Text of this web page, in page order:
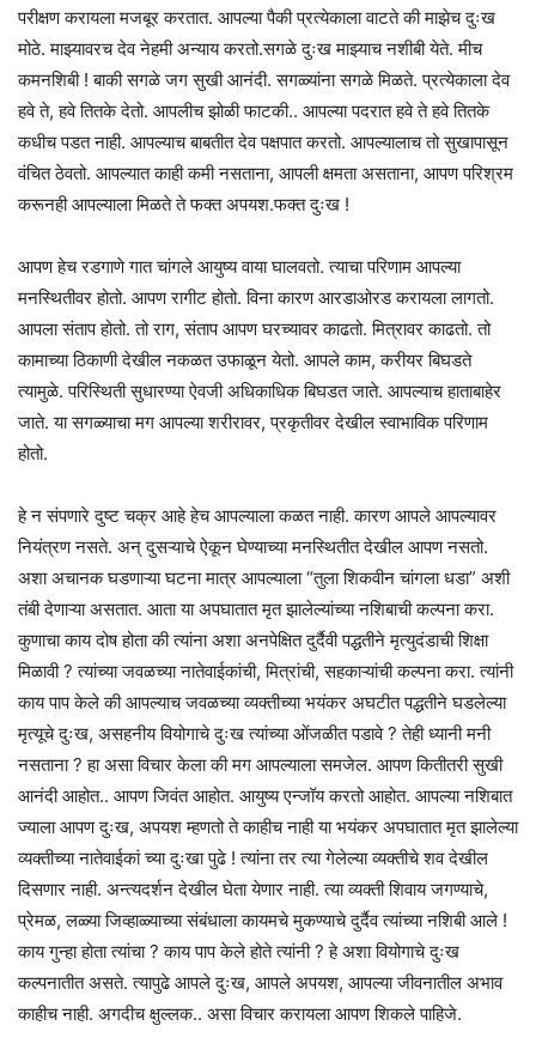
परीक्षण करायला मजबूर करतात. आपल्या पैकी प्रत्येकाला वाटते की माझेच दुःख
मोठे. माझ्यावरच देव नेहमी अन्याय करतो.सगळे दुःख माझ्याच नशीबी येते. मीच
कमनशिबी ! बाकी सगळे जग सुखी आनंदी. सगळ्यांना सगळे मिळते. प्रत्येकाला देव
हवे ते, हवे तितके देतो. आपलीच झोळी फाटकी.. आपल्या पदरात हवे ते हवे तितके
कधीच पडत नाही. आपल्याच बाबतीत देव पक्षपात करतो. आपल्यालाच तो सुखापासून
वंचित ठेवतो. आपल्यात काही कमी नसताना, आपली क्षमता असताना, आपण परिश्रम
करूनही आपल्याला मिळते ते फक्त अपयश.फक्त दुःख !
आपण हेच रडगाणे गात चांगले आयुष्य वाया घालवतो. त्याचा परिणाम आपल्या
मनस्थितीवर होतो. आपण रागीट होतो. विना कारण आरडाओरड करायला लागतो.
आपला संताप होतो. तो राग, संताप आपण घरच्यावर काढतो. मित्रावर काढतो. तो
कामाच्या ठिकाणी देखील नकळत उफाळून येतो. आपले काम, करीयर बिघडते
त्यामुळे. परिस्थिती सुधारण्या ऐवजी अधिकाधिक बिघडत जाते. आपल्याच हाताबाहेर
जाते. या सगळ्याचा मग आपल्या शरीरावर, प्रकृतीवर देखील स्वाभाविक परिणाम
होतो.
हे न संपणारे दुष्ट चक्र आहे हेच आपल्याला कळत नाही. कारण आपले आपल्यावर
नियंत्रण नसते. अन् दुसऱ्याचे ऐकून घेण्याच्या मनस्थितीत देखील आपण नसतो.
अशा अचानक घडणाऱ्या घटना मात्र आपल्याला “तुला शिकवीन चांगला धडा” अशी
तंबी देणाऱ्या असतात. आता या अपघातात मृत झालेल्यांच्या नशिबाची कल्पना करा.
कुणाचा काय दोष होता की त्यांना अशा अनपेक्षित दुर्दैवी पद्धतीने मृत्युदंडाची शिक्षा
मिळावी ? त्यांच्या जवळच्या नातेवाईकांची, मित्रांची, सहकाऱ्यांची कल्पना करा. त्यांनी
काय पाप केले की आपल्याच जवळच्या व्यक्तीच्या भयंकर अघटीत पद्धतीने घडलेल्या
मृत्यूचे दुःख, असहनीय वियोगाचे दुःख त्यांच्या ओंजळीत पडावे ? तेही ध्यानी मनी
नसताना ? हा असा विचार केला की मग आपल्याला समजेल. आपण कितीतरी सुखी
आनंदी आहोत.. आपण जिवंत आहोत. आयुष्य एन्जॉय करतो आहोत. आपल्या नशिबात
ज्याला आपण दुःख, अपयश म्हणतो ते काहीच नाही या भयंकर अपघातात मृत झालेल्या
व्यक्तीच्या नातेवाईकां च्या दुःखा पुढे ! त्यांना तर त्या गेलेल्या व्यक्तीचे शव देखील
दिसणार नाही. अन्त्यदर्शन देखील घेता येणार नाही. त्या व्यक्ती शिवाय जगण्याचे,
प्रेमळ, लळ्या जिव्हाळ्याच्या संबंधाला कायमचे मुकण्याचे दुर्दैव त्यांच्या नशिबी आले !
काय गुन्हा होता त्यांचा ? काय पाप केले होते त्यांनी ? हे अशा वियोगाचे दुःख
कल्पनातीत असते. त्यापुढे आपले दुःख, आपले अपयश, आपल्या जीवनातील अभाव
काहीच नाही. अगदीच क्षुल्लक.. असा विचार करायला आपण शिकले पाहिजे.